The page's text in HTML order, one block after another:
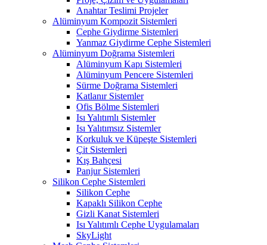
Anahtar Teslimi Projeler
Alüminyum Kompozit Sistemleri
Cephe Giydirme Sistemleri
Yanmaz Giydirme Cephe Sistemleri
Alüminyum Doğrama Sistemleri
Alüminyum Kapı Sistemleri
Alüminyum Pencere Sistemleri
Sürme Doğrama Sistemleri
Katlanır Sistemler
Ofis Bölme Sistemleri
Isı Yalıtımlı Sistemler
Isı Yalıtımsız Sistemler
Korkuluk ve Küpeşte Sistemleri
Çit Sistemleri
Kış Bahçesi
Panjur Sistemleri
Silikon Cephe Sistemleri
Silikon Cephe
Kapaklı Silikon Cephe
Gizli Kanat Sistemleri
Isı Yalıtımlı Cephe Uygulamaları
SkyLight